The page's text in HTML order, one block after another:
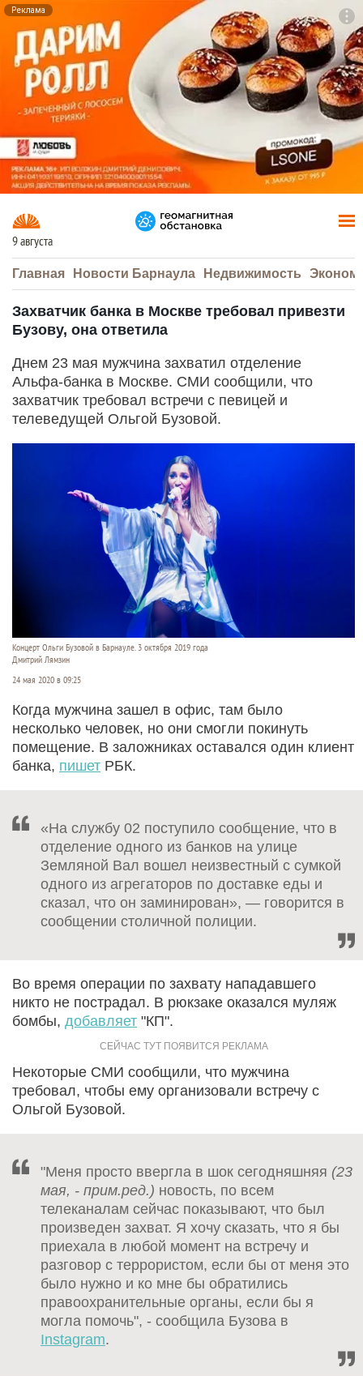
Реклама
9 августа
Главная Новости Барнаула Недвижимость
Захватчик банка в Москве требовал привезти
Бузову, она ответила
Днем 23 мая мужчина захватил отделение
Альфа-банка в Москве. СМИ сообщили, что
захватчик требовал встречи с певицей и
телеведущей Ольгой Бузовой.
Концерт Ольги Бузовой в Барнауле. 3 октября 2019 года
Дмитрий Лямзин
24 мая 2020 в 09:25
Когда мужчина зашел в офис, там было
несколько человек, но они смогли покинуть
помещение. В заложниках оставался один клиент
банка, пишет РБК.
«На службу 02 поступило сообщение, что в
отделение одного из банков на улице
Земляной Вал вошел неизвестный с сумкой
одного из агрегаторов по доставке еды и
сказал, что он заминирован», — говорится в
сообщении столичной полиции.
Во время операции по захвату нападавшего
никто не пострадал. В рюкзаке оказался муляж
бомбы, добавляет "КП".
Некоторые СМИ сообщили, что мужчина
требовал, чтобы ему организовали встречу с
Ольгой Бузовой.
"Меня просто ввергла в шок сегодняшняя (23
мая, - прим.ред.) новость, по всем
телеканалам сейчас показывают, что был
произведен захват. Я хочу сказать, что я бы
приехала в любой момент на встречу и
разговор с террористом, если бы от меня это
было нужно и ко мне бы обратились
правоохранительные органы, если бы я
могла помочь", - сообщила Бузова в
Instagram.